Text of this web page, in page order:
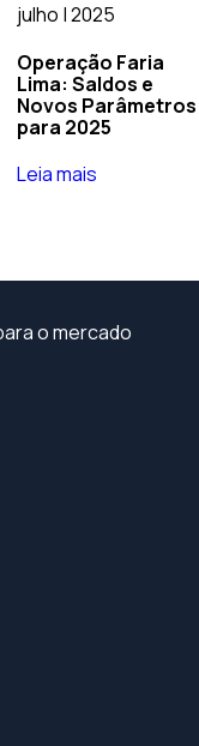
julho | 2025
Operação Faria
Lima: Saldos e
Novos Parâmetros
para 2025
Leia mais
o mercado